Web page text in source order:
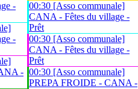
-
-
-
00:30 [Asso communale]
CANA - Fêtes du village -
Prêt
00:30 [Asso communale]
CANA - Fêtes du village -
Prêt
00:30 [Asso communale]
PREPA FROIDE - CANA -